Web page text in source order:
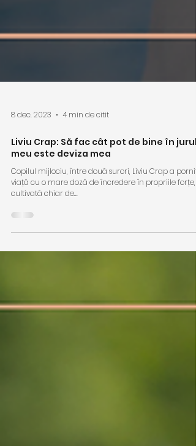
8 dec. 2023 4 min de citit
Liviu Crap: Să fac cât pot de bine în jurul
meu este deviza mea
Copilul mijlociu, între două surori, Liviu Crap a pornit
cultivată chiar de...